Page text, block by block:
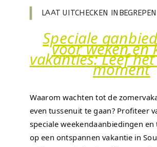
LAAT UITCHECKEN INBEGREPEN
Speciale
voor weken en
vakanties: Leef
moment
Waarom wachten tot de
even tussenuit te gaan? Profiteer
speciale weekendaanbiedingen
op een ontspannen vakantie in